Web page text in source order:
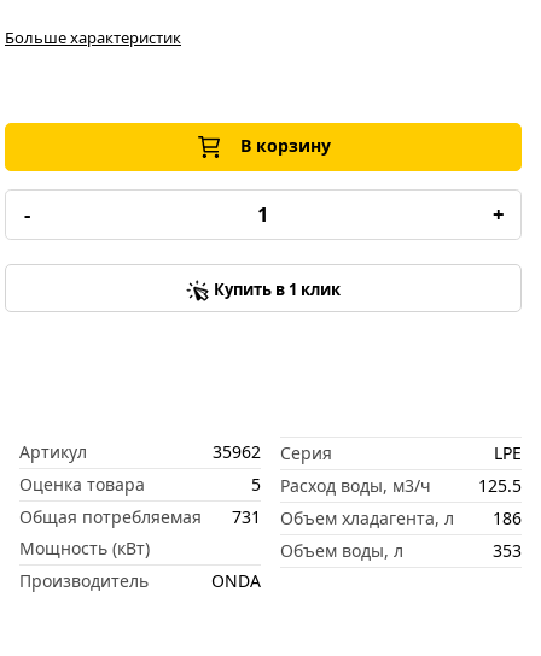
Больше характеристик
В корзину
- +
Купить в 1 клик
Артикул
35962
Оценка товара
5
Общая потребляемая
Мощность (кВт)
731
Производитель ONDA
Серия
LPE
Расход воды, м3/ч
125.5
Объем хладагента, л
186
Объем воды, л
353